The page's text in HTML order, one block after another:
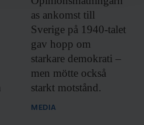
identifierare och annan
till de sociala medier och
som vi samarbetar med.
informationen med annan
eller som de har
deras tjänster.
as ankomst till
Sverige på 1940-talet
gav hopp om
starkare demokrati –
men mötte också
starkt motstånd.
MEDIA